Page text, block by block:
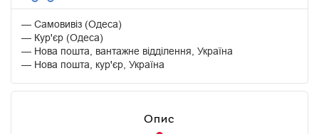
Самовивіз (Одеса)
Кур'єр (Одеса)
Нова пошта, вантажне відділення, Україна
Нова пошта, кур'єр, Україна
Опис